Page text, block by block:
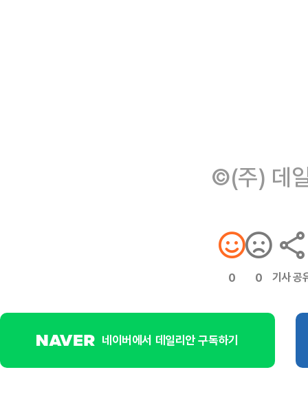
©(주) 데
0 0 기사 공
네이버에서 데일리안 구독하기